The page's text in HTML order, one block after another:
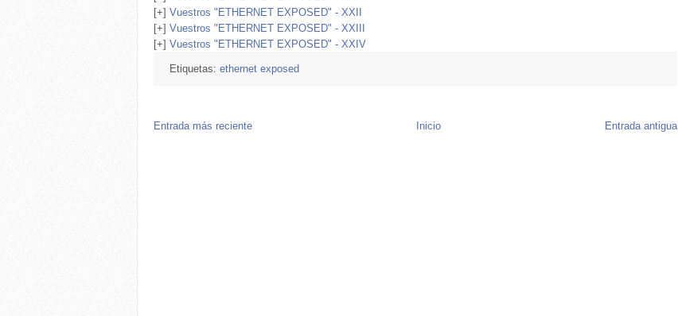
[+] Vuestros "ETHERNET EXPOSED" - XXII
[+] Vuestros "ETHERNET EXPOSED" - XXIII
[+] Vuestros "ETHERNET EXPOSED" - XXIV
Etiquetas: ethernet exposed
Entrada más reciente Entrada antigua
Inicio